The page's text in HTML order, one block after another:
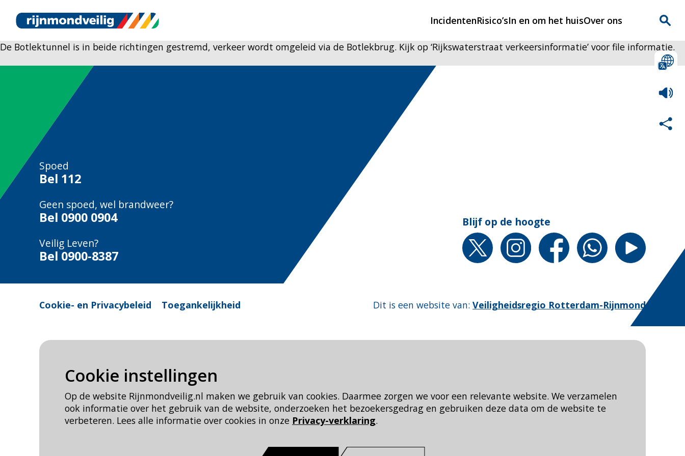
Cookie instellingen
Op de website Rijnmondveilig.nl maken we gebruik van cookies. Daarmee zorgen we voor een relevante website. We verzamelen
ook informatie over het gebruik van de website, onderzoeken het bezoekersgedrag en gebruiken deze data om de website te
verbeteren. Lees alle informatie over cookies in onze Privacy-verklaring.
Incidenten
Hulpdiensten nodig?
CIN-meldingen
Risico’sIn en om het huisOver ons
De Botlektunnel is in beide richtingen gestremd, verkeer wordt omgeleid via de Botlekbrug. Kijk op ‘Rijkswaterstraat verkeersinformatie’ voor file informatie.
Spoed
Bel 112
Geen spoed, wel brandweer?
Bel 0900 0904
Veilig Leven?
Bel 0900-8387
Blijf op de hoogte
Cookie- en Privacybeleid Toegankelijkheid Dit is een website van: Veiligheidsregio Rotterdam-Rijnmond